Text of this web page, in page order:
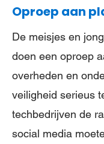
Oproep aan
De meisjes en
doen een oproep
overheden en
veiligheid serieus
techbedrijven de
social media